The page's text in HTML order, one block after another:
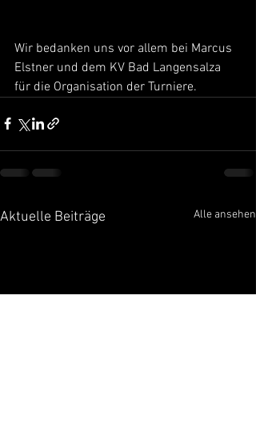
Wir bedanken uns vor allem bei Marcus
Elstner und dem KV Bad Langensalza
für die Organisation der Turniere.
Aktuelle Beiträge Alle ansehen